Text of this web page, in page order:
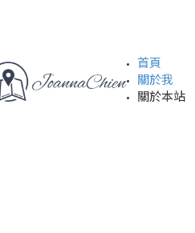
首頁
關於我
關於本站